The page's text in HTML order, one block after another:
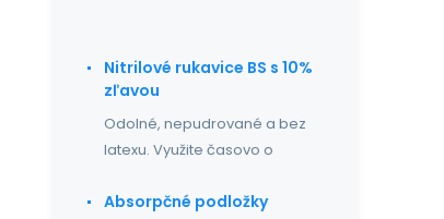
Nitrilové rukavice BS s 10%
zľavou
Odolné, nepudrované a bez
latexu. Využite časovo o
Absorpčné podložky